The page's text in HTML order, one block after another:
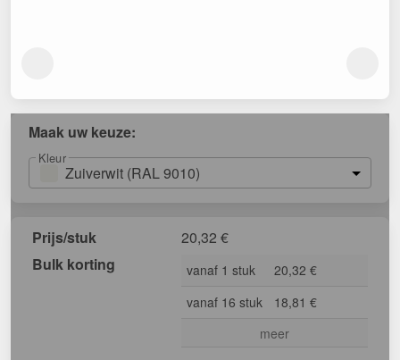
Maak uw keuze:
Kleur
Zuiverwit (RAL 9010)
Prijs/stuk 20,32 €
Bulk korting
vanaf 1 stuk
20,32 €
vanaf 16 stuk
18,81 €
meer